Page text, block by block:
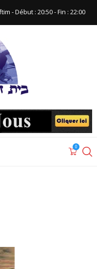
- Début : 20:50‬ - Fin : ‪22:00‬
0